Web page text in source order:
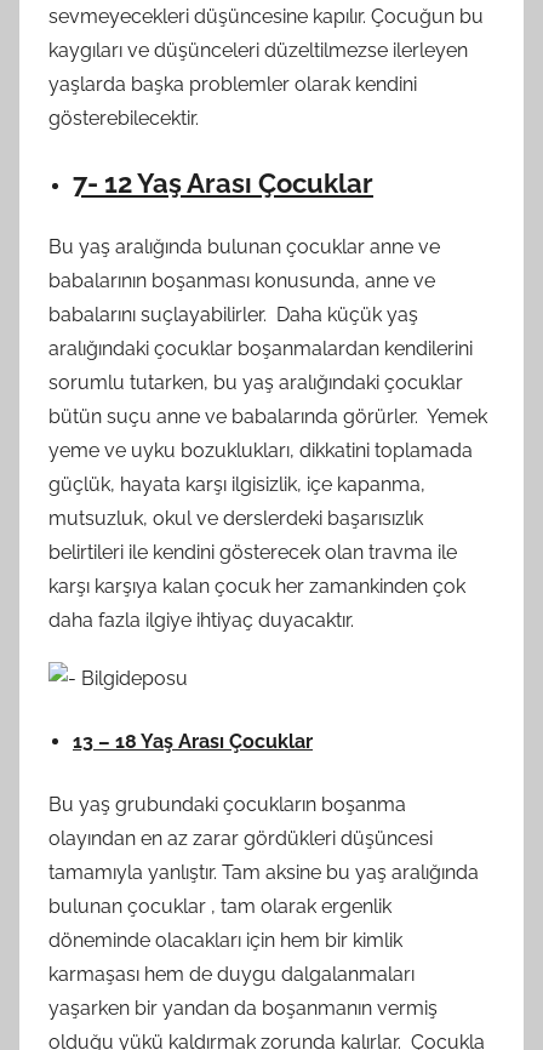
sevmeyecekleri düşüncesine kapılır. Çocuğun bu
kaygıları ve düşünceleri düzeltilmezse ilerleyen
yaşlarda başka problemler olarak kendini
gösterebilecektir.
7- 12 Yaş Arası Çocuklar
Bu yaş aralığında bulunan çocuklar anne ve
babalarının boşanması konusunda, anne ve
babalarını suçlayabilirler. Daha küçük yaş
aralığındaki çocuklar boşanmalardan kendilerini
sorumlu tutarken, bu yaş aralığındaki çocuklar
bütün suçu anne ve babalarında görürler. Yemek
yeme ve uyku bozuklukları, dikkatini toplamada
güçlük, hayata karşı ilgisizlik, içe kapanma,
mutsuzluk, okul ve derslerdeki başarısızlık
belirtileri ile kendini gösterecek olan travma ile
karşı karşıya kalan çocuk her zamankinden çok
daha fazla ilgiye ihtiyaç duyacaktır.
13 – 18 Yaş Arası Çocuklar
Bu yaş grubundaki çocukların boşanma
olayından en az zarar gördükleri düşüncesi
tamamıyla yanlıştır. Tam aksine bu yaş aralığında
bulunan çocuklar , tam olarak ergenlik
döneminde olacakları için hem bir kimlik
karmaşası hem de duygu dalgalanmaları
yaşarken bir yandan da boşanmanın vermiş
olduğu yükü kaldırmak zorunda kalırlar. Çocukla